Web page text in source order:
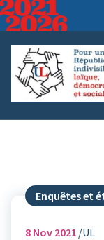
Aller
au
contenu
Enquêtes et
8 Nov 2021 UL